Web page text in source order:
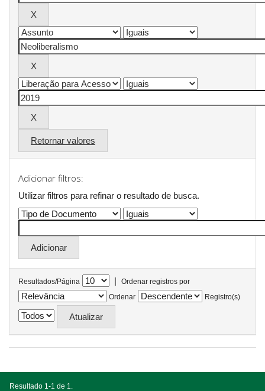
Retornar valores
Adicionar filtros:
Utilizar filtros para refinar o resultado de busca.
Resultados/Página |
Ordenar registros por
Ordenar
Registro(s)
Resultado 1-1 de 1.